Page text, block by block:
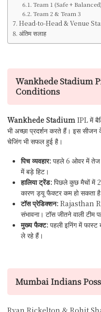
Team 1 (Safe + Balanced)
Team 2 & Team 3
Head-to-Head & Venue
अंतिम सलाह
Wankhede Stadium
Conditions
Wankhede Stadium IPL में
भी अच्छा प्रदर्शन करते हैं। इस
चेजिंग भी सफल हुई है।
पिच व्यवहार: पहले 6 ओवर में तेज
में बड़े हिट।
हालिया ट्रेंड: पिछले कुछ मैचों में
कारण ड्यू फैक्टर कम हो सकता
टॉस प्रेडिक्शन: Rajasthan
संभावना। टॉस जीतने वाली टीम
मुख्य फैक्ट: पहली इनिंग में फास्ट
ले रहे हैं।
Mumbai Indians
Ryan Rickelton & Rohit